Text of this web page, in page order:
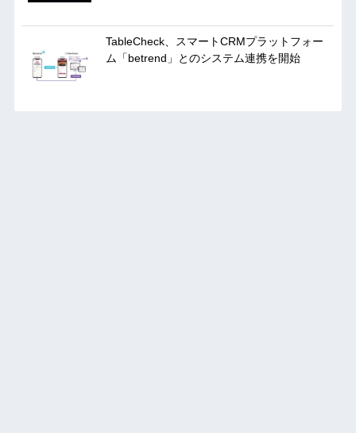
TableCheck、スマートCRMプラットフォー
ム「betrend」とのシステム連携を開始